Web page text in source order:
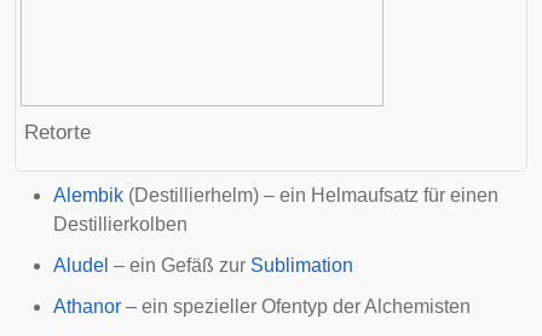
Retorte
Alembik (Destillierhelm) – ein Helmaufsatz für einen
Destillierkolben
Aludel – ein Gefäß zur Sublimation
Athanor – ein spezieller Ofentyp der Alchemisten